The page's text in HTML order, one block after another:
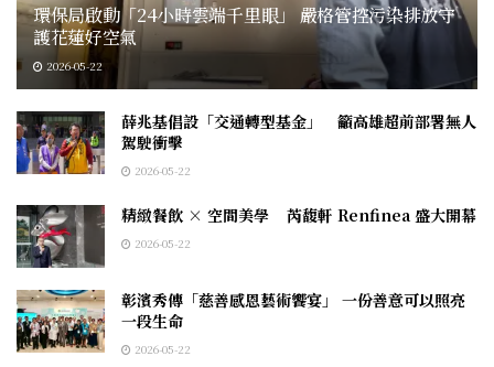
環保局啟動「24小時雲端千里眼」 嚴格管控污染排放守
護花蓮好空氣
2026-05-22
薛兆基倡設「交通轉型基金」 籲高雄超前部署無人
駕駛衝擊
2026-05-22
精緻餐飲 × 空間美學 芮馥軒 Renfinea 盛大開幕
2026-05-22
彰濱秀傳「慈善感恩藝術饗宴」 一份善意可以照亮
一段生命
2026-05-22